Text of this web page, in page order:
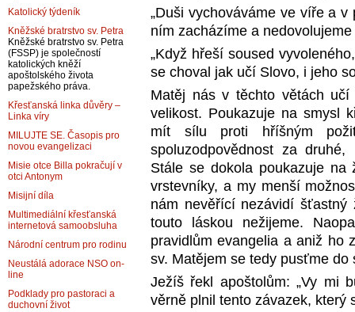
„Duši vychováváme ve víře a
ním zacházíme a
„Když hřeší soused
se choval jak učí Slovo, i jeho
Matěj nás v těchto větách
velikost. Poukazuje na smysl
mít sílu proti hříšným
spoluzodpovědnost za
Stále se dokola poukazuje
vrstevníky, a my menší
nám nevěřící nezávidí
touto láskou nežijeme.
pravidlům evangelia a aniž ho
sv. Matějem se tedy pusťme do
Ježíš řekl apoštolům: „Vy mi
věrně plnil tento závazek, který
Katolický týdeník
Kněžské bratrstvo sv. Petra
Kněžské bratrstvo sv. Petra
(FSSP) je společností
katolických kněží
apoštolského života
papežského práva.
Křesťanská linka důvěry –
Linka víry
MILUJTE SE. Časopis pro
novou evangelizaci
Misie otce Billa pokračují v
otci Antonym
Misijní díla
Multimediální křesťanská
internetová samoobsluha
Národní centrum pro rodinu
Neustálá adorace NSO on-
line
Podklady pro pastoraci a
duchovní život